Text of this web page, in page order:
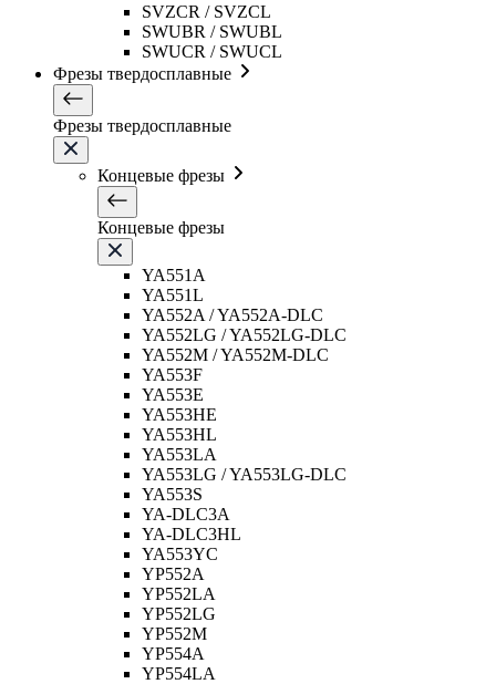
SVZCR / SVZCL
SWUBR / SWUBL
SWUCR / SWUCL
Фрезы твердосплавные
Фрезы твердосплавные
Концевые фрезы
Концевые фрезы
YA551A
YA551L
YA552A / YA552A-DLC
YA552LG / YA552LG-DLC
YA552M / YA552M-DLC
YA553F
YA553E
YA553HE
YA553HL
YA553LA
YA553LG / YA553LG-DLC
YA553S
YA-DLC3A
YA-DLC3HL
YA553YC
YP552A
YP552LA
YP552LG
YP552M
YP554A
YP554LA